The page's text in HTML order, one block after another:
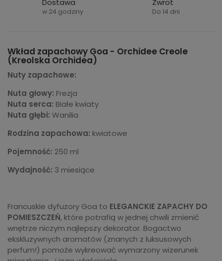
Dostawa
w 24 godziny
Zwrot
Do 14 dni
Wkład zapachowy Goa - Orchidee Creole
(Kreolska Orchidea)
Nuty zapachowe:
Nuta głowy: Frezja
Nuta serca: Białe kwiaty
Nuta głębi: Wanilia
Rodzina zapachowa: kwiatowe
Pojemność: 250 ml
Wydajność: 3 miesiące
Francuskie dyfuzory Goa to ELEGANCKIE ZAPACHY DO
POMIESZCZEŃ, które potrafią w jednej chwili zmienić
wnętrze niczym najlepszy dekorator. Bogactwo
ekskluzywnych aromatów (znanych z luksusowych
perfum!) pomoże wykreować wymarzony wizerunek